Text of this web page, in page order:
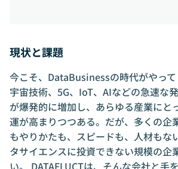
現状と課題
今こそ、DataBusinessの時代がやって
宇宙技術、5G、IoT、AIなどの急速な
が爆発的に増加し、あらゆる産業にと
運が高まりつつある。だが、多くの企
もやりかたも、スピードも、人材もな
タサイエンスに投資できない規模の企
い。 DATAFLUCTは、そんな会社と手